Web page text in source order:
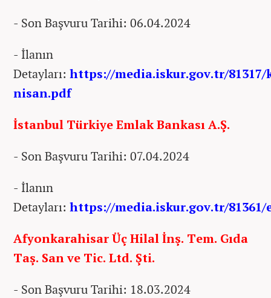
- Son Başvuru Tarihi: 06.04.2024
- İlanın
Detayları: https://media.iskur.gov.tr/
nisan.pdf
İstanbul Türkiye Emlak Bankası A.Ş.
- Son Başvuru Tarihi: 07.04.2024
- İlanın
Detayları: https://media.iskur.gov.tr/81361/
Afyonkarahisar Üç Hilal İnş. Tem. Gıda
Taş. San ve Tic. Ltd. Şti.
- Son Başvuru Tarihi: 18.03.2024